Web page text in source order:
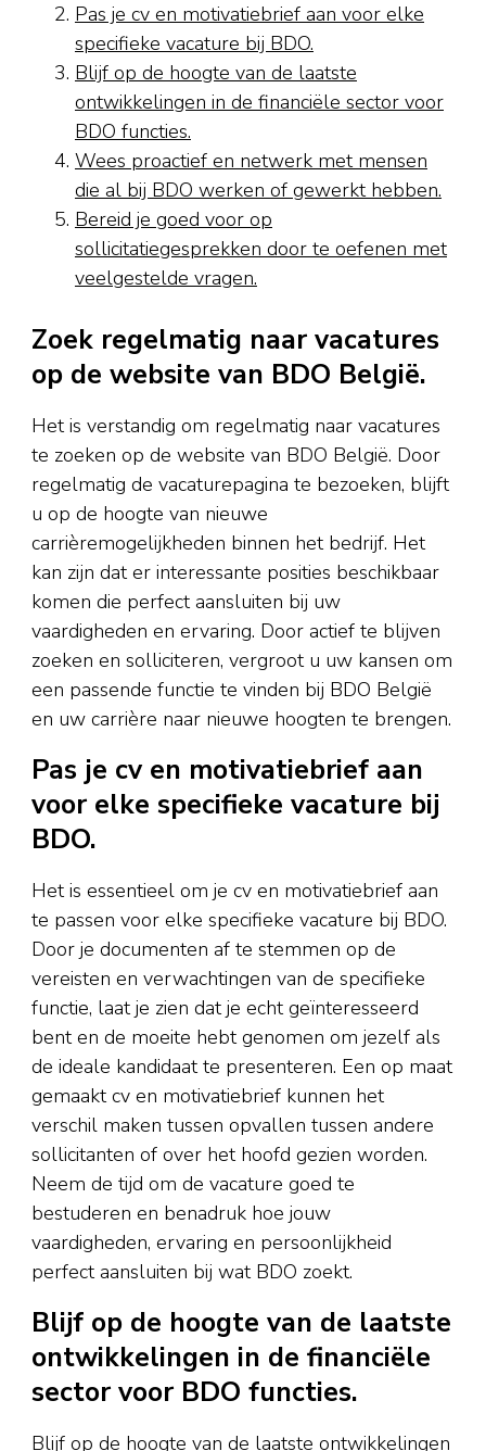
Pas je cv en motivatiebrief aan voor elke
specifieke vacature bij BDO.
Blijf op de hoogte van de laatste
ontwikkelingen in de financiële sector voor
BDO functies.
Wees proactief en netwerk met mensen
die al bij BDO werken of gewerkt hebben.
Bereid je goed voor op
sollicitatiegesprekken door te oefenen met
veelgestelde vragen.
Zoek regelmatig naar vacatures
op de website van BDO België.
Het is verstandig om regelmatig naar vacatures
te zoeken op de website van BDO België. Door
regelmatig de vacaturepagina te bezoeken, blijft
u op de hoogte van nieuwe
carrièremogelijkheden binnen het bedrijf. Het
kan zijn dat er interessante posities beschikbaar
komen die perfect aansluiten bij uw
vaardigheden en ervaring. Door actief te blijven
zoeken en solliciteren, vergroot u uw kansen om
een passende functie te vinden bij BDO België
en uw carrière naar nieuwe hoogten te brengen.
Pas je cv en motivatiebrief aan
voor elke specifieke vacature bij
BDO.
Het is essentieel om je cv en motivatiebrief aan
te passen voor elke specifieke vacature bij BDO.
Door je documenten af te stemmen op de
vereisten en verwachtingen van de specifieke
functie, laat je zien dat je echt geïnteresseerd
bent en de moeite hebt genomen om jezelf als
de ideale kandidaat te presenteren. Een op maat
gemaakt cv en motivatiebrief kunnen het
verschil maken tussen opvallen tussen andere
sollicitanten of over het hoofd gezien worden.
Neem de tijd om de vacature goed te
bestuderen en benadruk hoe jouw
vaardigheden, ervaring en persoonlijkheid
perfect aansluiten bij wat BDO zoekt.
Blijf op de hoogte van de laatste
ontwikkelingen in de financiële
sector voor BDO functies.
Blijf op de hoogte van de laatste ontwikkelingen